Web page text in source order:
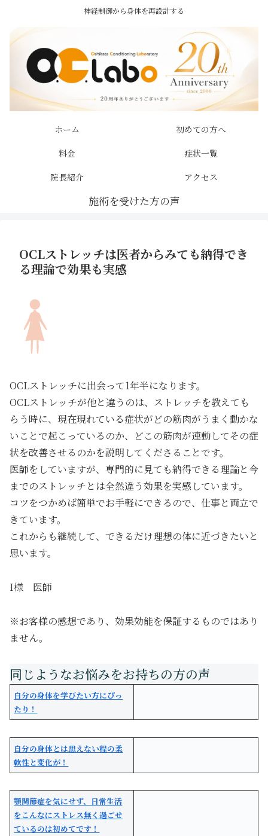
神経制御から身体を再設計する
ホーム
初めての方へ
料金
症状一覧
院長紹介
アクセス
OCLストレッチは医者からみても納得でき
る理論で効果も実感
OCLストレッチに出会って1年半になります。
OCLストレッチが他と違うのは、ストレッチを教えても
らう時に、現在現れている症状がどの筋肉がうまく動かな
いことで起こっているのか、どこの筋肉が連動してその症
状を改善させるのかを説明してくださることです。
医師をしていますが、専門的に見ても納得できる理論と今
までのストレッチとは全然違う効果を実感しています。
コツをつかめば簡単でお手軽にできるので、仕事と両立で
きています。
これからも継続して、できるだけ理想の体に近づきたいと
思います。
I様 医師
※お客様の感想であり、効果効能を保証するものではあり
ません。
自分の身体を学びたい方にぴっ
たり！
自分の身体とは思えない程の柔
軟性と変化が！
顎関節症を気にせず、日常生活
をこんなにストレス無く過ごせ
ているのは初めてです！